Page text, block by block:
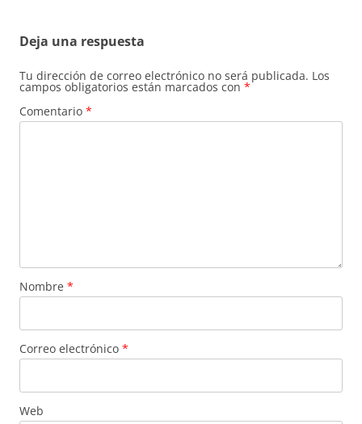
Deja una respuesta
Tu dirección de correo electrónico no será publicada. Los
campos obligatorios están marcados con *
Comentario *
Nombre *
Correo electrónico *
Web